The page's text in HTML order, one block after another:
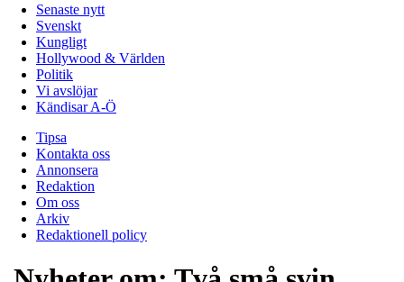
Senaste nytt
Svenskt
Kungligt
Hollywood & Världen
Politik
Vi avslöjar
Kändisar A-Ö
Tipsa
Kontakta oss
Annonsera
Redaktion
Om oss
Arkiv
Redaktionell policy